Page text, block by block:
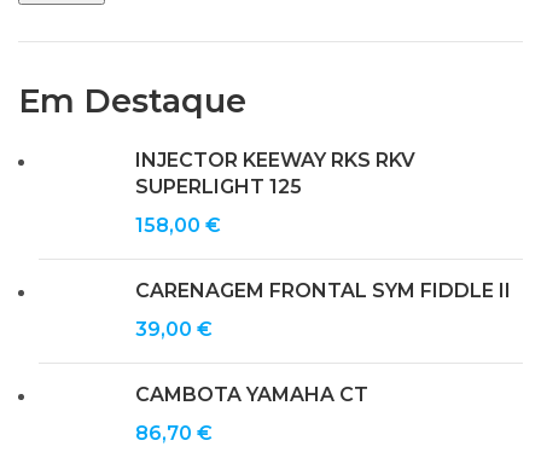
Em Destaque
INJECTOR KEEWAY RKS RKV
SUPERLIGHT 125
158,00 €
CARENAGEM FRONTAL SYM FIDDLE II
39,00 €
CAMBOTA YAMAHA CT
86,70 €